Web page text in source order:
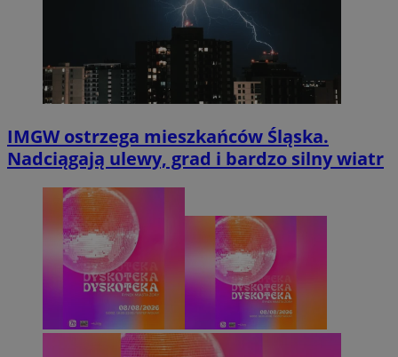
IMGW ostrzega mieszkańców Śląska.
Nadciągają ulewy, grad i bardzo silny wiatr